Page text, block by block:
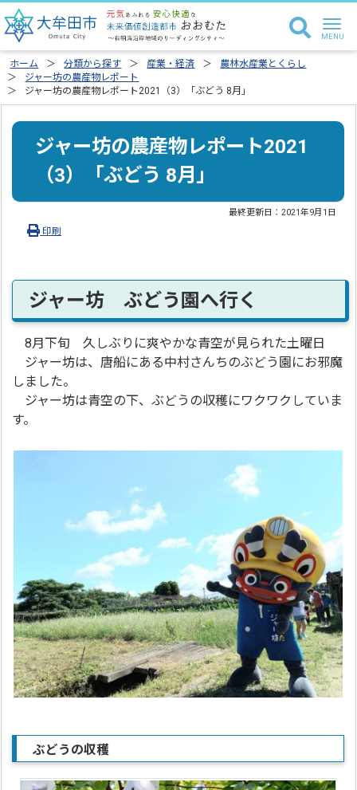
ホーム 分類から探す 産業・経済
農林水産業とくらし
ジャー坊の農産物レポート
ジャー坊の農産物レポート2021（3）「ぶどう 8月」
ジャー坊の農産物レポート2021
（3）「ぶどう 8月」
最終更新日：2021年9月1日
印刷
ジャー坊 ぶどう園へ行く
8月下旬 久しぶりに爽やかな青空が見られた土曜日
ジャー坊は、唐船にある中村さんちのぶどう園にお邪魔
しました。
ジャー坊は青空の下、ぶどうの収穫にワクワクしていま
す。
ぶどうの収穫